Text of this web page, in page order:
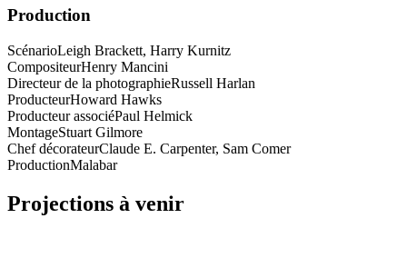
Production
ScénarioLeigh Brackett, Harry Kurnitz
CompositeurHenry Mancini
Directeur de la photographieRussell Harlan
ProducteurHoward Hawks
Producteur associéPaul Helmick
MontageStuart Gilmore
Chef décorateurClaude E. Carpenter, Sam Comer
ProductionMalabar
Projections à venir